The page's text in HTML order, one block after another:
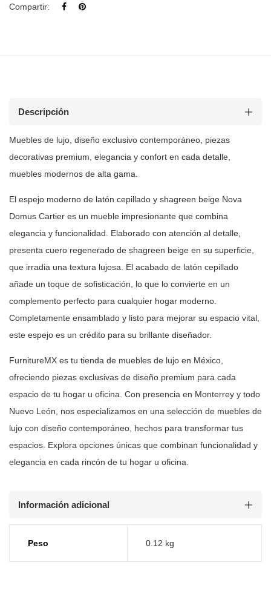
Compartir:
Descripción
Muebles de lujo, diseño exclusivo contemporáneo, piezas
decorativas premium, elegancia y confort en cada detalle,
muebles modernos de alta gama.
El espejo moderno de latón cepillado y shagreen beige Nova
Domus Cartier es un mueble impresionante que combina
elegancia y funcionalidad. Elaborado con atención al detalle,
presenta cuero regenerado de shagreen beige en su superficie,
que irradia una textura lujosa. El acabado de latón cepillado
añade un toque de sofisticación, lo que lo convierte en un
complemento perfecto para cualquier hogar moderno.
Completamente ensamblado y listo para mejorar su espacio vital,
este espejo es un crédito para su brillante diseñador.
FurnitureMX es tu tienda de muebles de lujo en México,
ofreciendo piezas exclusivas de diseño premium para cada
espacio de tu hogar u oficina. Con presencia en Monterrey y todo
Nuevo León, nos especializamos en una selección de muebles de
lujo con diseño contemporáneo, hechos para transformar tus
espacios. Explora opciones únicas que combinan funcionalidad y
elegancia en cada rincón de tu hogar u oficina.
Información adicional
Peso 0.12 kg